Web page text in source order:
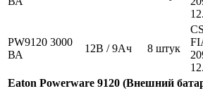
12.
PW9120 3000
ВА
12В / 9Ач 8 штук
12.
Eaton Powerware 9120 (Внешний